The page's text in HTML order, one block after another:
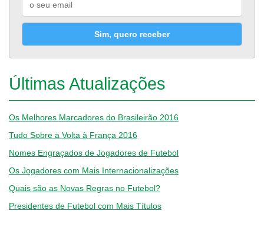
Sim, quero receber
Últimas Atualizações
Os Melhores Marcadores do Brasileirão 2016
Tudo Sobre a Volta à França 2016
Nomes Engraçados de Jogadores de Futebol
Os Jogadores com Mais Internacionalizações
Quais são as Novas Regras no Futebol?
Presidentes de Futebol com Mais Títulos